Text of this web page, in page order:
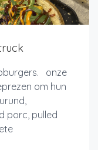
onze
om hun
porc, pulled